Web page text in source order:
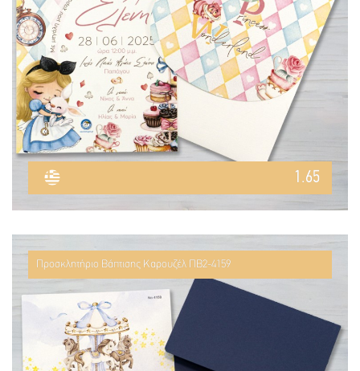
1.65
Προσκλητήριο Βάπτισης Καρουζέλ ΠΒ2-4159